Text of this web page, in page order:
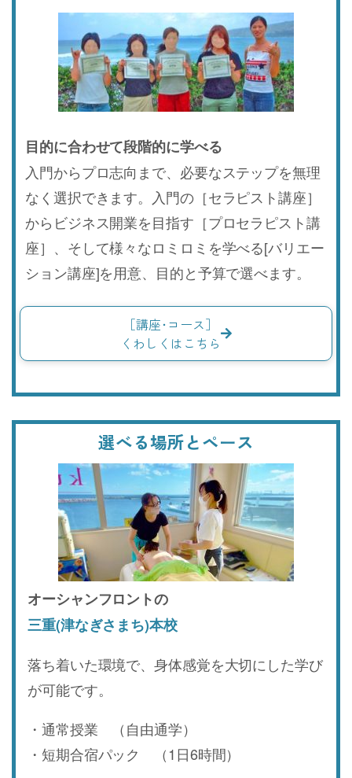
目的に合わせて段階的に学べる
入門からプロ志向まで、必要なステップを無理
なく選択できます。入門の［セラピスト講座］
からビジネス開業を目指す［プロセラピスト講
座］、そして様々なロミロミを学べる[バリエー
ション講座]を用意、目的と予算で選べます。
［講座･コース］
くわしくはこちら
選べる場所とペース
オーシャンフロントの
三重(津なぎさまち)本校
落ち着いた環境で、身体感覚を大切にした学び
が可能です。
・通常授業 （自由通学）
・短期合宿パック （1日6時間）